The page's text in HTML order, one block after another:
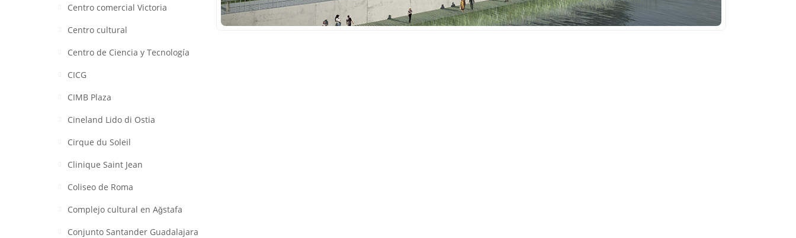
Centro comercial Victoria
Centro cultural
Centro de Ciencia y Tecnología
CICG
CIMB Plaza
Cineland Lido di Ostia
Cirque du Soleil
Clinique Saint Jean
Coliseo de Roma
Complejo cultural en Aǧstafa
Conjunto Santander Guadalajara